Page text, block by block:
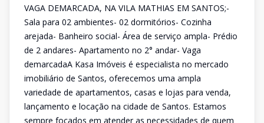
VAGA DEMARCADA, NA VILA MATHIAS EM SANTOS;-
Sala para 02 ambientes- 02 dormitórios- Cozinha
arejada- Banheiro social- Área de serviço ampla- Prédio
de 2 andares- Apartamento no 2° andar- Vaga
demarcadaA Kasa Imóveis é especialista no mercado
imobiliário de Santos, oferecemos uma ampla
variedade de apartamentos, casas e lojas para venda,
lançamento e locação na cidade de Santos. Estamos
sempre focados em atender as necessidades de quem